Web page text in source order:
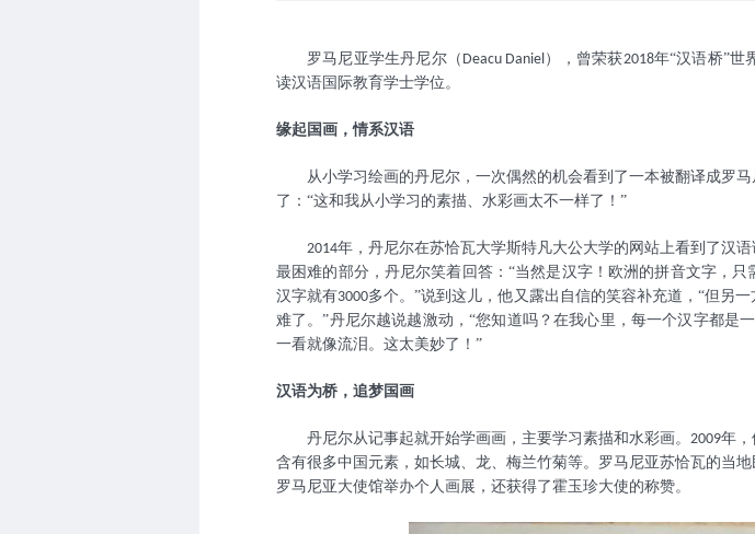
罗马尼亚学生丹尼尔（ Deacu Daniel） ，曾荣获2018年“汉语桥”世
读汉语国际教育学士学位。
缘起国画，情系汉语
从小学习绘画的丹尼尔，一次偶然的机会看到了一本被翻译成罗
了：“这和我从小学习的素描、水彩画太不一样了！”
2014年，丹尼尔在苏恰瓦大学斯特凡大公大学的网站上看到了汉
最困难的部分，丹尼尔笑着回答：“当然是汉字！欧洲的拼音文字，只
汉字就有3000多个。”说到这儿，他又露出自信的笑容补充道，“但另
难了。”丹尼尔越说越激动，“您知道吗？在我心里，每一个汉字都是
一看就像流泪。这太美妙了！”
汉语为桥，追梦国画
丹尼尔从记事起就开始学画画，主要学习素描和水彩画。 2009年，
含有很多中国元素，如长城、龙、梅兰竹菊等。罗马尼亚苏恰瓦的当
罗马尼亚大使馆举办个人画展，还获得了霍玉珍大使的称赞。